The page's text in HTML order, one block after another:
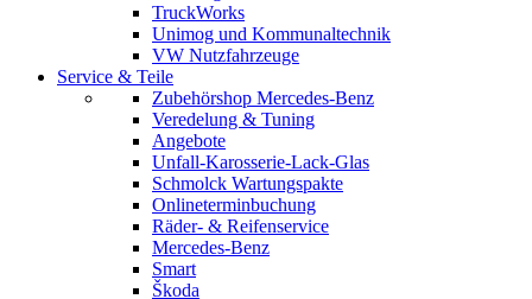
TruckWorks
Unimog und Kommunaltechnik
VW Nutzfahrzeuge
Service & Teile
Zubehörshop Mercedes-Benz
Veredelung & Tuning
Angebote
Unfall-Karosserie-Lack-Glas
Schmolck Wartungspakte
Onlineterminbuchung
Räder- & Reifenservice
Mercedes-Benz
Smart
Škoda